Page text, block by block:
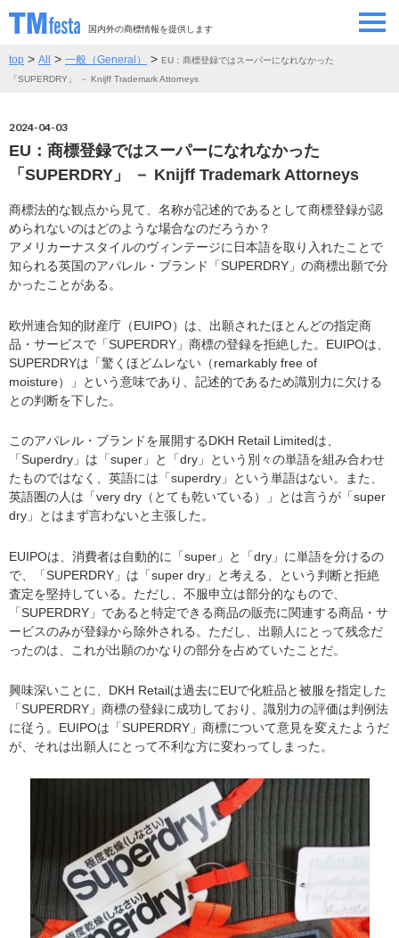
国内外の商標情報を提供します
SEMINAR/EVENT
CONTRIBUTORS 情報提供者
CONTACT お問い合わせ
top > All > 一般（General） > EU：商標登録ではスーパーになれなかった
「SUPERDRY」 － Knijff Trademark Attorneys
2024-04-03
EU：商標登録ではスーパーになれなかった
「SUPERDRY」 － Knijff Trademark Attorneys
商標法的な観点から見て、名称が記述的であるとして商標登録が認
められないのはどのような場合なのだろうか？
アメリカーナスタイルのヴィンテージに日本語を取り入れたことで
知られる英国のアパレル・ブランド「SUPERDRY」の商標出願で分
かったことがある。
欧州連合知的財産庁（EUIPO）は、出願されたほとんどの指定商
品・サービスで「SUPERDRY」商標の登録を拒絶した。EUIPOは、
SUPERDRYは「驚くほどムレない（remarkably free of
moisture）」という意味であり、記述的であるため識別力に欠ける
との判断を下した。
このアパレル・ブランドを展開するDKH Retail Limitedは、
「Superdry」は「super」と「dry」という別々の単語を組み合わせ
たものではなく、英語には「superdry」という単語はない。また、
英語圏の人は「very dry（とても乾いている）」とは言うが「super
dry」とはまず言わないと主張した。
EUIPOは、消費者は自動的に「super」と「dry」に単語を分けるの
で、「SUPERDRY」は「super dry」と考える、という判断と拒絶
査定を堅持している。ただし、不服申立は部分的なもので、
「SUPERDRY」であると特定できる商品の販売に関連する商品・サ
ービスのみが登録から除外される。ただし、出願人にとって残念だ
ったのは、これが出願のかなりの部分を占めていたことだ。
興味深いことに、DKH Retailは過去にEUで化粧品と被服を指定した
「SUPERDRY」商標の登録に成功しており、識別力の評価は判例法
に従う。EUIPOは「SUPERDRY」商標について意見を変えたようだ
が、それは出願人にとって不利な方に変わってしまった。